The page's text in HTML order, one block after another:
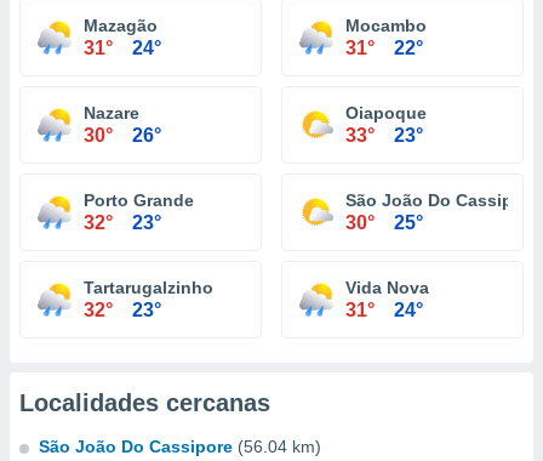
Mazagão
31° 24°
Mocambo
31° 22°
Nazare
30° 26°
Oiapoque
33° 23°
Porto Grande
32° 23°
São João Do Cassipore
30° 25°
Tartarugalzinho
32° 23°
Vida Nova
31° 24°
Localidades cercanas
São João Do Cassipore (56.04 km)